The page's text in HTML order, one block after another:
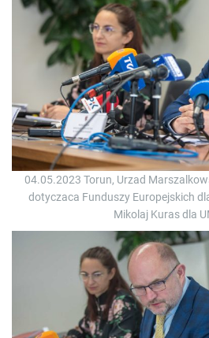
04.05.2023 Torun, Urzad
dotyczaca Funduszy Europejskich
Mikolaj Kuras dla